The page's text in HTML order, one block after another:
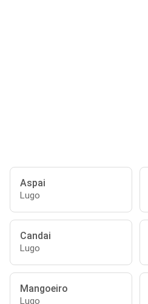
Aspai
Lugo
Candai
Lugo
Mangoeiro
Lugo